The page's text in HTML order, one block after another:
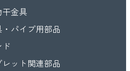
金具
パイプ用部品
ット関連部品